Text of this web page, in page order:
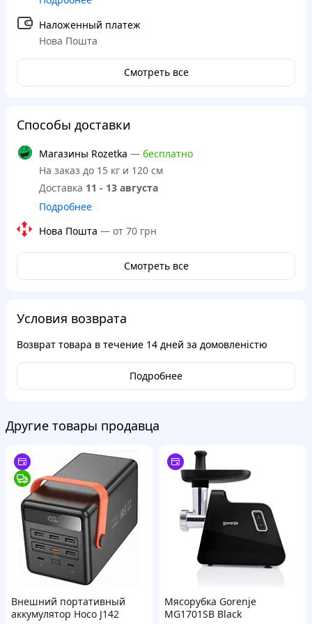
Наложенный платеж
Нова Пошта
Смотреть все
Способы доставки
Магазины Rozetka — бесплатно
На заказ до 15 кг и 120 см
Доставка 11 - 13 августа
Подробнее
Нова Пошта — от 70 грн
Смотреть все
Условия возврата
Возврат товара в течение 14 дней за домовленістю
Подробнее
Другие товары продавца
Внешний портативный
аккумулятор Hoco J142
Мясорубка Gorenje
MG1701SB Black